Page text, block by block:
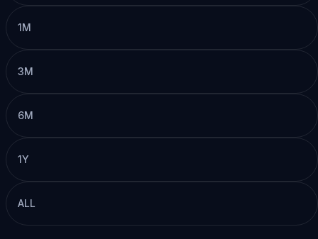
1M
3M
6M
1Y
ALL